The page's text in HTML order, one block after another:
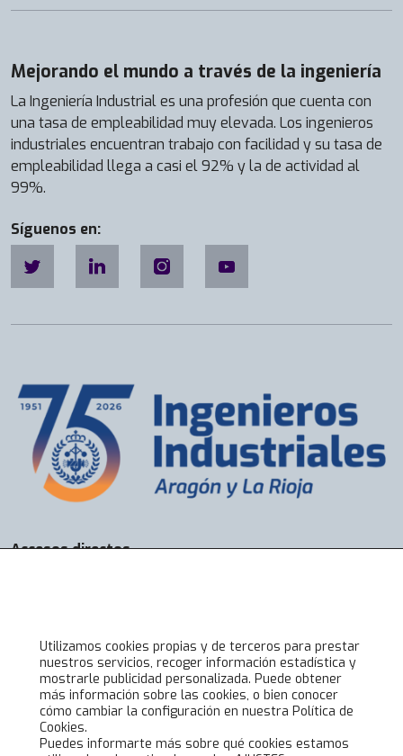
Mejorando el mundo a través de la ingeniería
La Ingeniería Industrial es una profesión que cuenta con
una tasa de empleabilidad muy elevada. Los ingenieros
industriales encuentran trabajo con facilidad y su tasa de
empleabilidad llega a casi el 92% y la de actividad al
99%.
Síguenos en:
Accesos directos
Alta online
Lo último en COIIAR
Noticias
Jornadas técnicas
Utilizamos cookies propias y de terceros para prestar
nuestros servicios, recoger información estadística y
mostrarle publicidad personalizada. Puede obtener
más información sobre las cookies, o bien conocer
cómo cambiar la configuración en nuestra Política de
Cookies.
Puedes informarte más sobre qué cookies estamos